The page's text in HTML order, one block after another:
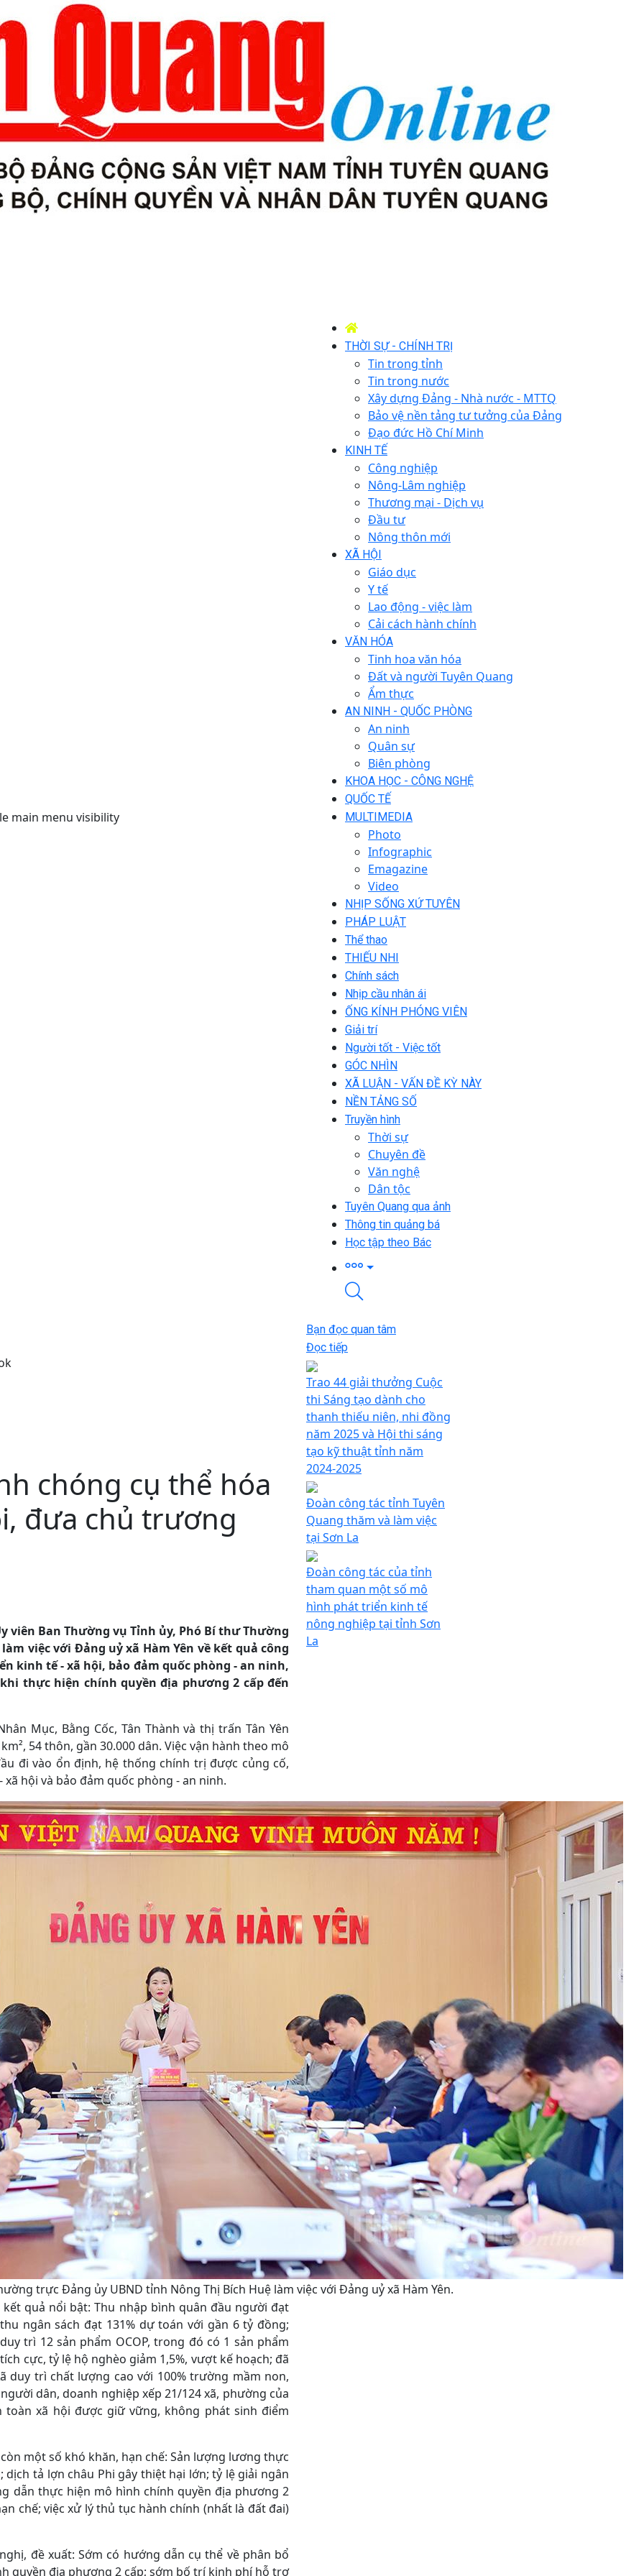
main menu visibility
THỜI SỰ - CHÍNH TRỊ
Tin trong tỉnh
Tin trong nước
Xây dựng Đảng - Nhà nước - MTTQ
Bảo vệ nền tảng tư tưởng của Đảng
Đạo đức Hồ Chí Minh
KINH TẾ
Công nghiệp
Nông-Lâm nghiệp
Thương mại - Dịch vụ
Đầu tư
Nông thôn mới
XÃ HỘI
Giáo dục
Y tế
Lao động - việc làm
Cải cách hành chính
VĂN HÓA
Tinh hoa văn hóa
Đất và người Tuyên Quang
Ẩm thực
AN NINH - QUỐC PHÒNG
An ninh
Quân sự
Biên phòng
KHOA HỌC - CÔNG NGHỆ
QUỐC TẾ
MULTIMEDIA
Photo
Infographic
Emagazine
Video
NHỊP SỐNG XỨ TUYÊN
PHÁP LUẬT
Thể thao
THIẾU NHI
Chính sách
Nhịp cầu nhân ái
ỐNG KÍNH PHÓNG VIÊN
Giải trí
Người tốt - Việc tốt
GÓC NHÌN
XÃ LUẬN - VẤN ĐỀ KỲ NÀY
NỀN TẢNG SỐ
Truyền hình
Thời sự
Chuyên đề
Văn nghệ
Dân tộc
Tuyên Quang qua ảnh
Thông tin quảng bá
Học tập theo Bác
chóng cụ thể hóa
đưa chủ trương
viên Ban Thường vụ Tỉnh ủy, Phó Bí thư Thường
việc với Đảng uỷ xã Hàm Yên về kết quả công
kinh tế - xã hội, bảo đảm quốc phòng - an ninh,
thực hiện chính quyền địa phương 2 cấp đến
Mục, Bằng Cốc, Tân Thành và thị trấn Tân Yên
54 thôn, gần 30.000 dân. Việc vận hành theo mô
đi vào ổn định, hệ thống chính trị được củng cố,
hội và bảo đảm quốc phòng - an ninh.
trực Đảng ủy UBND tỉnh Nông Thị Bích Huệ làm việc với Đảng uỷ xã Hàm Yên.
kết quả nổi bật: Thu nhập bình quân đầu người đạt
ngân sách đạt 131% dự toán với gần 6 tỷ đồng;
trì 12 sản phẩm OCOP, trong đó có 1 sản phẩm
cực, tỷ lệ hộ nghèo giảm 1,5%, vượt kế hoạch; đã
duy trì chất lượng cao với 100% trường mầm non,
dân, doanh nghiệp xếp 21/124 xã, phường của
xã hội được giữ vững, không phát sinh điểm
một số khó khăn, hạn chế: Sản lượng lương thực
tả lợn châu Phi gây thiệt hại lớn; tỷ lệ giải ngân
dẫn thực hiện mô hình chính quyền địa phương 2
chế; việc xử lý thủ tục hành chính (nhất là đất đai)
đề xuất: Sớm có hướng dẫn cụ thể về phân bổ
quyền địa phương 2 cấp; sớm bố trí kinh phí hỗ trợ
Bạn đọc quan tâm
Đọc tiếp
Trao 44 giải thưởng Cuộc
thi Sáng tạo dành cho
thanh thiếu niên, nhi đồng
năm 2025 và Hội thi sáng
tạo kỹ thuật tỉnh năm
2024-2025
Đoàn công tác tỉnh Tuyên
Quang thăm và làm việc
tại Sơn La
Đoàn công tác của tỉnh
tham quan một số mô
hình phát triển kinh tế
nông nghiệp tại tỉnh Sơn
La